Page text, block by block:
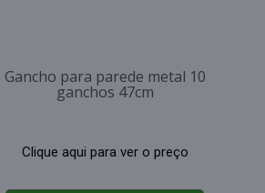
Gancho para parede metal 10
ganchos 47cm
Clique aqui para ver o preço